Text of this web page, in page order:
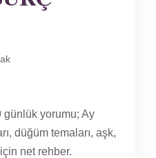
yorumu; Ay
düğüm temaları, aşk,
net rehber.